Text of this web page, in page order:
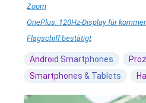
Zoom
OnePlus: 120Hz-Display für
Flagschiff bestätigt
Android Smartphones
Smartphones & Tablets